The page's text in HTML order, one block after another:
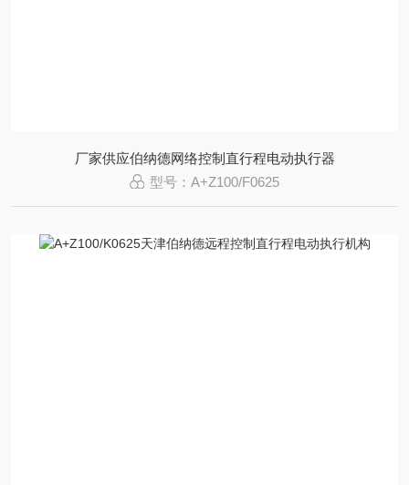
厂家供应伯纳德网络控制直行程电动执行器
型号：A+Z100/F0625